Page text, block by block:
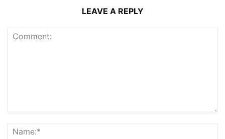
LEAVE A REPLY